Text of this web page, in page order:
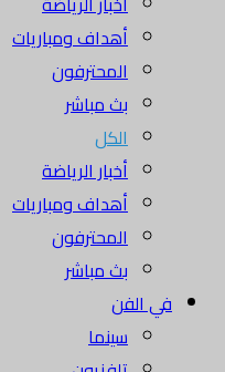
أهداف ومباريات
المحترفون
بث مباشر
الكل
أخبار الرياضة
أهداف ومباريات
المحترفون
بث مباشر
في الفن
سينما